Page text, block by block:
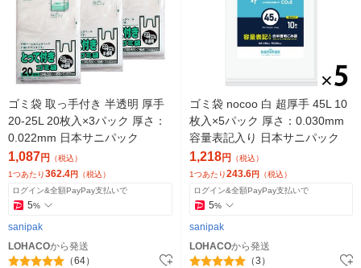
ゴミ袋 取っ手付き 半透明 厚手
20-25L 20枚入×3パック 厚さ：
0.022mm 日本サニパック
1,087円
（税込）
1つあたり362.4円 （税込）
ログイン&全額PayPay支払いで
5%
sanipak
LOHACOから発送
（64）
ゴミ袋 nocoo 白 超厚手 45L 10
枚入×5パック 厚さ：0.030mm
容量表記入り 日本サニパック
1,218円
（税込）
1つあたり243.6円 （税込）
ログイン&全額PayPay支払いで
5%
sanipak
LOHACOから発送
（3）